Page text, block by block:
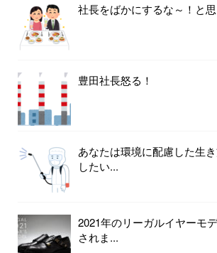
社長をばかにするな～！と
豊田社長怒る！
あなたは環境に配慮した生
したい...
2021年のリーガルイヤーモ
されま...